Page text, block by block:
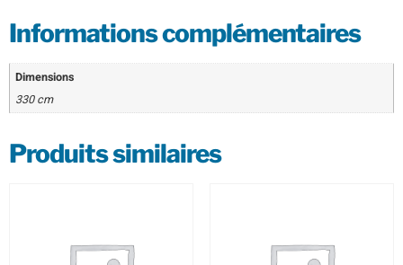
Informations complémentaires
Dimensions
330 cm
Produits similaires